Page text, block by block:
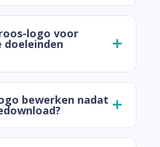
logo voor
doeleinden
bewerken nadat